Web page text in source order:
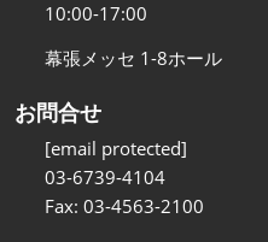
10:00-17:00
幕張メッセ 1-8ホール
お問合せ
[email protected]
03-6739-4104
Fax: 03-4563-2100